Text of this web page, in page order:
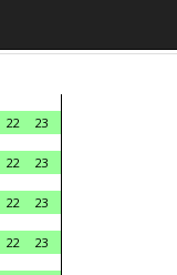
22
23
22
23
22
23
22
23